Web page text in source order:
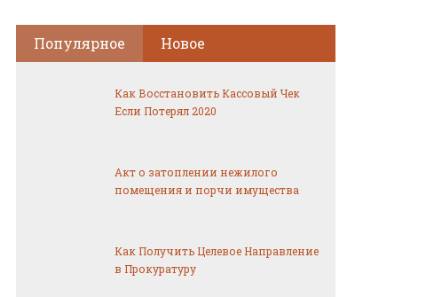
Популярное Новое
Как Восстановить Кассовый Чек
Если Потерял 2020
Акт о затоплении нежилого
помещения и порчи имущества
Как Получить Целевое Направление
в Прокуратуру